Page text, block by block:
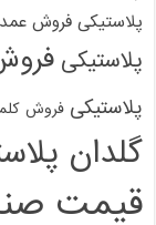
پلاستیکی فروش
پلاستیکی
پلاستیکی فروش
گلدان
قیمت